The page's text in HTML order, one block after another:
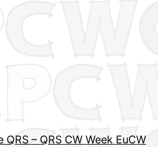
– QRS CW Week EuCW